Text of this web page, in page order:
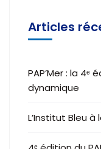
Articles
PAP’Mer : la 4ᵉ
dynamique
L’Institut Bleu à